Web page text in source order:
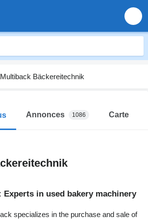
Annonces 1086 Carte
in used bakery machinery
specializes in the purchase and sale of